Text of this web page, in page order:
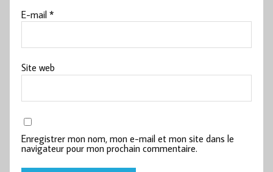
E-mail*
Site web
Enregistrer mon nom, mon e-mail et mon site dans le
navigateur pour mon prochain commentaire.